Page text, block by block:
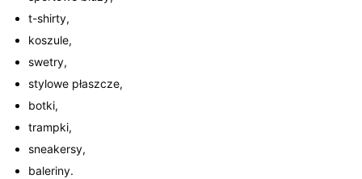
t-shirty,
koszule,
swetry,
stylowe płaszcze,
botki,
trampki,
sneakersy,
baleriny.